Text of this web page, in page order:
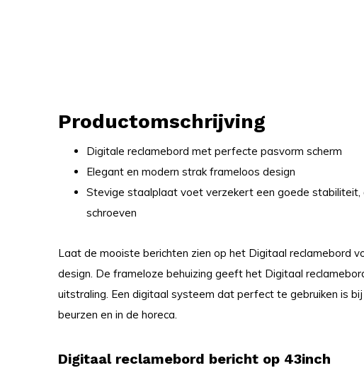
Productomschrijving
Digitale reclamebord met perfecte pasvorm scherm
Elegant en modern strak frameloos design
Stevige staalplaat voet verzekert een goede stabiliteit,
schroeven
Laat de mooiste berichten zien op het Digitaal reclamebord
design. De frameloze behuizing geeft het Digitaal
uitstraling. Een digitaal systeem dat perfect te gebruiken is
beurzen en in de horeca.
Digitaal reclamebord bericht op 43inch